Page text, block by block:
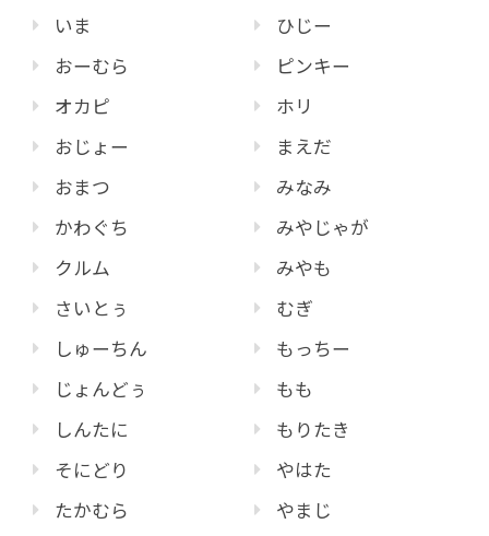
いま
おーむら
オカピ
おじょー
おまつ
かわぐち
クルム
さいとぅ
しゅーちん
じょんどぅ
しんたに
そにどり
たかむら
ひじー
ピンキー
ホリ
まえだ
みなみ
みやじゃが
みやも
むぎ
もっちー
もも
もりたき
やはた
やまじ